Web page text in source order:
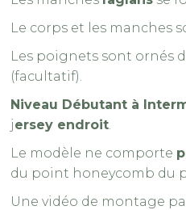
Le corps et les manches
Les poignets sont ornés
(facultatif).
Niveau Débutant à
jersey endroit.
Le modèle ne comporte
du point honeycomb du
Une vidéo de montage